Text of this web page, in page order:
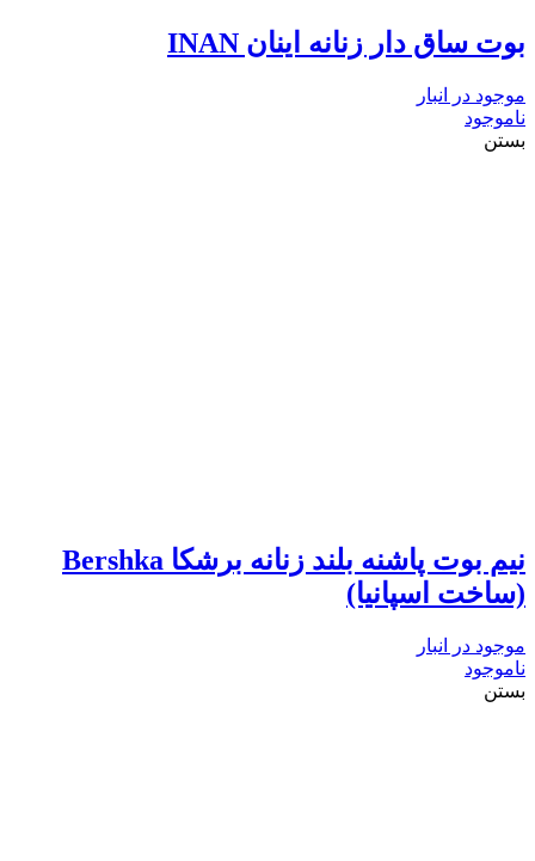
بوت ساق دار زنانه اینان INAN
موجود در انبار
ناموجود
بستن
نیم بوت پاشنه بلند زنانه برشکا Bershka
(ساخت اسپانیا)
موجود در انبار
ناموجود
بستن